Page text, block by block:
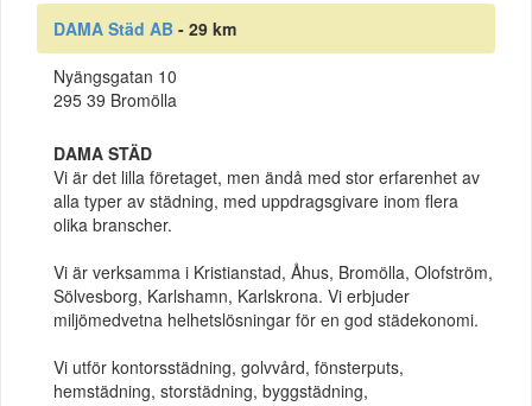
DAMA Städ AB - 29 km
Nyängsgatan 10
295 39 Bromölla
DAMA STÄD
Vi är det lilla företaget, men ändå med stor erfarenhet av
alla typer av städning, med uppdragsgivare inom flera
olika branscher.
Vi är verksamma i Kristianstad, Åhus, Bromölla, Olofström,
Sölvesborg, Karlshamn, Karlskrona. Vi erbjuder
miljömedvetna helhetslösningar för en god städekonomi.
Vi utför kontorsstädning, golvvård, fönsterputs,
hemstädning, storstädning, byggstädning,